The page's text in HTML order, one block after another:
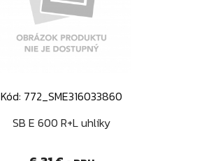
Kód: 772_SME316033860
SB E 600 R+L uhlíky